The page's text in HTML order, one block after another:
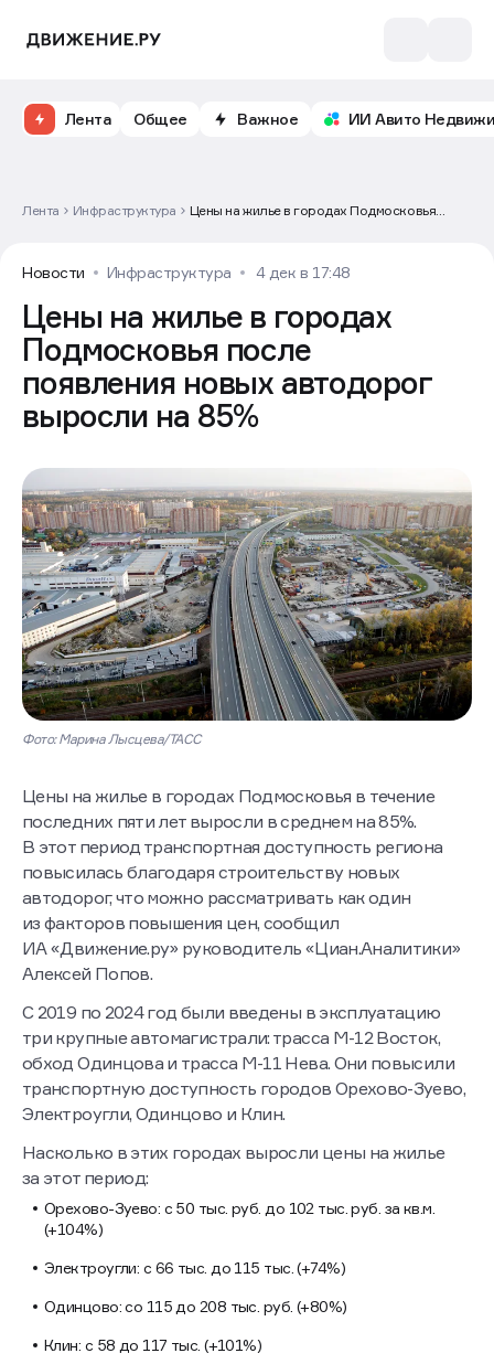
Лента Общее Важное ИИ Авито
Лента Инфраструктура
Цены на жилье в городах Подмосковья
Новости Инфраструктура 4 дек в 17:48
Цены на жилье в городах
Подмосковья после
появления новых автодорог
выросли на 85%
Фото: Марина Лысцева/ТАСС
Цены на жилье в городах Подмосковья в течение
последних пяти лет выросли в среднем на 85%.
В этот период транспортная доступность региона
повысилась благодаря строительству новых
автодорог, что можно рассматривать как один
из факторов повышения цен, сообщил
ИА «Движение.ру» руководитель «Циан.Аналитики»
Алексей Попов.
С 2019 по 2024 год были введены в эксплуатацию
три крупные автомагистрали: трасса М-12 Восток,
обход Одинцова и трасса М-11 Нева. Они повысили
транспортную доступность городов Орехово-Зуево,
Электроугли, Одинцово и Клин.
Насколько в этих городах выросли цены на жилье
за этот период:
Орехово-Зуево: с 50 тыс. руб. до 102 тыс. руб. за кв.м.
(+104%)
Электроугли: с 66 тыс. до 115 тыс. (+74%)
Одинцово: со 115 до 208 тыс. руб. (+80%)
Клин: с 58 до 117 тыс. (+101%)